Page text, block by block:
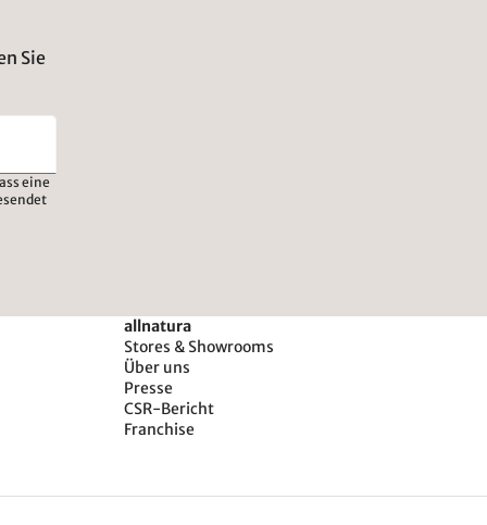
Sie
eine
allnatura
Stores & Showrooms
Über uns
Presse
CSR-Bericht
Franchise